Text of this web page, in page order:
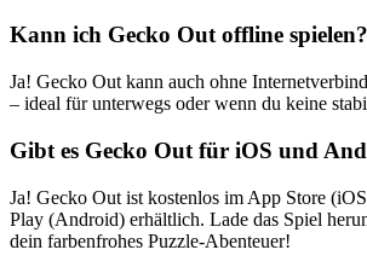
Kann ich Gecko Out offline spielen?
Ja! Gecko Out kann auch ohne
– ideal für unterwegs oder wenn du keine
Gibt es Gecko Out für iOS und
Ja! Gecko Out ist kostenlos im App Store
Play (Android) erhältlich. Lade das Spiel
dein farbenfrohes Puzzle-Abenteuer!